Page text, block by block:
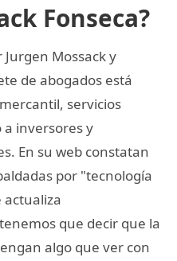
Fonseca?
Mossack y
de abogados está
servicios
inversores y
En su web constatan
por "tecnología
actualiza
que decir que la
algo que ver con